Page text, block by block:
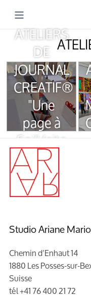
ATELIERS
DE
JOURNAL
CREATIF®
"Une
page à
Soi" (site
externe)
Studio Ariane
Chemin d’Enhaut 14
1880 Les Posses-sur-
Suisse
tél +41 76 400 21 72